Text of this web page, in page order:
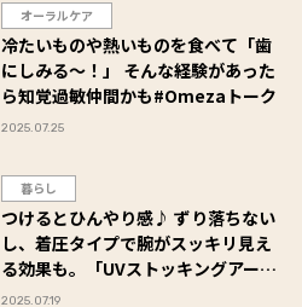
オーラルケア
冷たいものや熱いものを食べて「歯
にしみる～！」 そんな経験があった
ら知覚過敏仲間かも#Omezaトーク
2025.07.25
暮らし
つけるとひんやり感♪ ずり落ちない
し、着圧タイプで腕がスッキリ見え
る効果も。「UVストッキングアーム
カバー」が手放せない #Omezaトー
2025.07.19